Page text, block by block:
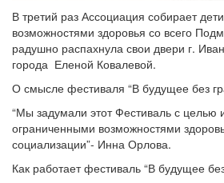
В третий раз Ассоциация собирает
возможностями здоровья со всего
радушно распахнула свои двери г.
города Еленой Ковалевой.
О смысле фестиваля “В будущее без
“Мы задумали этот Фестиваль с целью
ограниченными возможностями
социализации”- Инна Орлова.
Как работает фестиваль “В будущее